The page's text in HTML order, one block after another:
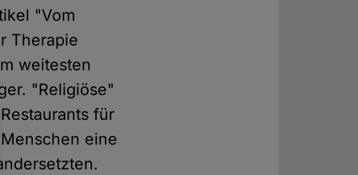
"Vom
Therapie
weitesten
"Religiöse"
für
eine